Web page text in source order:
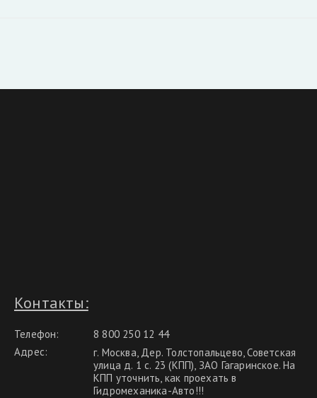
Контакты:
Телефон:
8 800 250 12 44
Адрес:
г. Москва, Дер. Толстопальцево, Советская
улица д. 1 с. 23 (КПП), ЗАО Гагаринское. На
КПП уточнить, как проехать в
Гидромеханика-Авто!!!